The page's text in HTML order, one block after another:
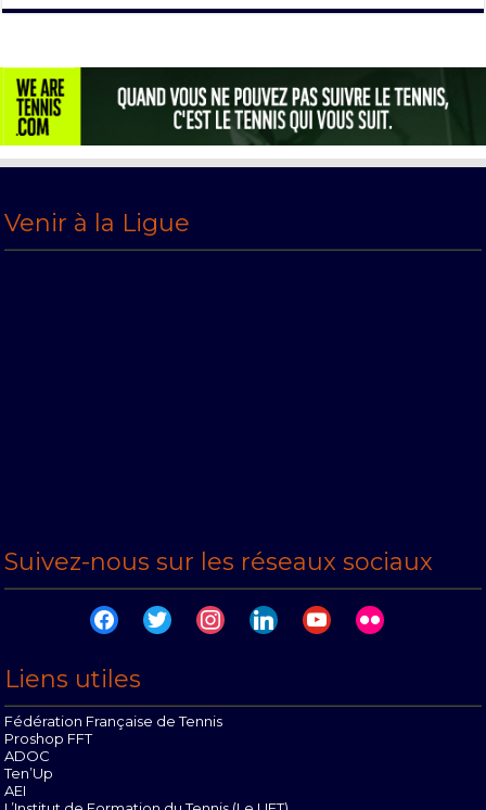
Venir à la Ligue
Suivez-nous sur les réseaux sociaux
facebooktwitter instagramlinkedinyoutubeflickr
Liens utiles
Fédération Française de Tennis
Proshop FFT
ADOC
Ten’Up
AEI